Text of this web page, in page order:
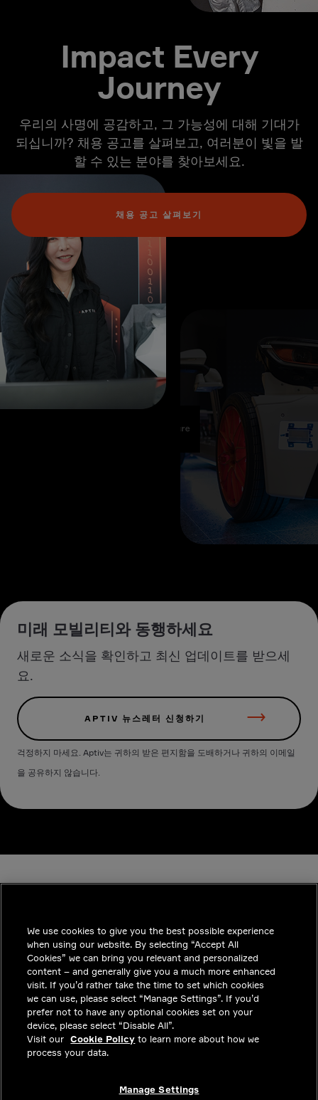
Impact Every
Journey
우리의 사명에 공감하고, 그 가능성에 대해 기대가
되십니까? 채용 공고를 살펴보고, 여러분이 빛을 발
할 수 있는 분야를 찾아보세요.
채용 공고 살펴보기
미래 모빌리티와 동행하세요
새로운 소식을 확인하고 최신 업데이트를 받으세
요.
APTIV 뉴스레터 신청하기
걱정하지 마세요. Aptiv는 귀하의 받은 편지함을 도배하거나 귀하의 이메일
을 공유하지 않습니다.
INDUSTRIES
통찰력
솔루션
커리어
투자자
We use cookies to give you the best possible experience
when using our website. By selecting “Accept All
Cookies” we can bring you relevant and personalized
content – and generally give you a much more enhanced
visit. If you’d rather take the time to set which cookies
we can use, please select “Manage Settings”. If you’d
prefer not to have any optional cookies set on your
device, please select “Disable All”.
Visit our Cookie Policy to learn more about how we
process your data.
Manage Settings